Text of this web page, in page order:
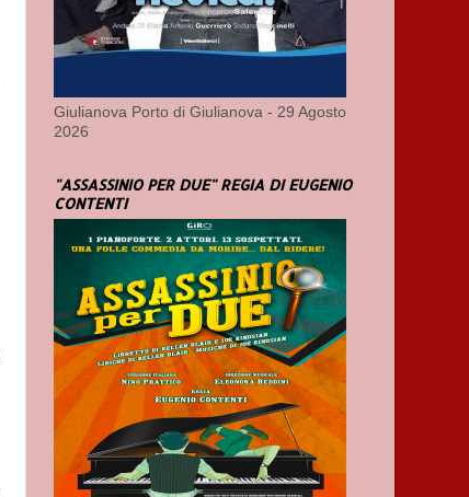
Giulianova Porto di Giulianova - 29 Agosto
2026
"ASSASSINIO PER DUE" REGIA DI EUGENIO
CONTENTI